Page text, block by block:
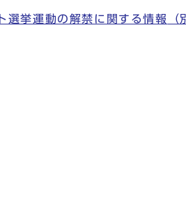
選挙運動の解禁に関する情報